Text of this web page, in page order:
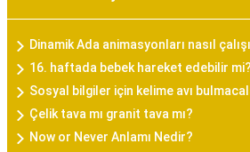
Dinamik Ada animasyonları nasıl
16. haftada bebek hareket edebilir mi?
Sosyal bilgiler için kelime avı
Çelik tava mı granit tava mı?
Now or Never Anlamı Nedir?